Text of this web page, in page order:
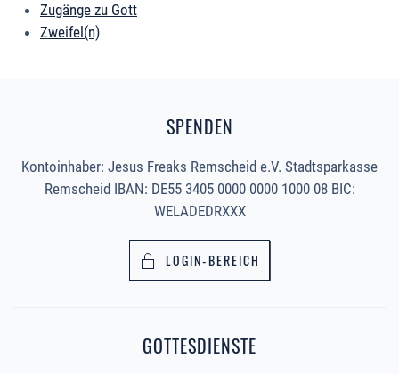
Zugänge zu Gott
Zweifel(n)
SPENDEN
Kontoinhaber: Jesus Freaks Remscheid e.V. Stadtsparkasse
Remscheid IBAN: DE55 3405 0000 0000 1000 08 BIC:
WELADEDRXXX
LOGIN-BEREICH
GOTTESDIENSTE